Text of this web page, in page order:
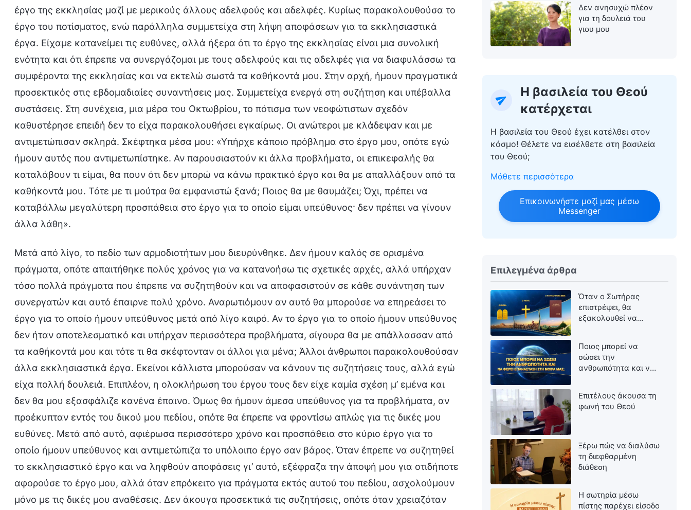
έργο της εκκλησίας μαζί με μερικούς άλλους αδελφούς και αδελφές. Κυρίως παρακολουθούσα το
έργο του ποτίσματος, ενώ παράλληλα συμμετείχα στη λήψη αποφάσεων για τα εκκλησιαστικά
έργα. Είχαμε κατανείμει τις ευθύνες, αλλά ήξερα ότι το έργο της εκκλησίας είναι μια συνολική
ενότητα και ότι έπρεπε να συνεργάζομαι με τους αδελφούς και τις αδελφές για να διαφυλάσσω τα
συμφέροντα της εκκλησίας και να εκτελώ σωστά τα καθήκοντά μου. Στην αρχή, ήμουν πραγματικά
προσεκτικός στις εβδομαδιαίες συναντήσεις μας. Συμμετείχα ενεργά στη συζήτηση και υπέβαλλα
συστάσεις. Στη συνέχεια, μια μέρα του Οκτωβρίου, το πότισμα των νεοφώτιστων σχεδόν
καθυστέρησε επειδή δεν το είχα παρακολουθήσει εγκαίρως. Οι ανώτεροι με κλάδεψαν και με
αντιμετώπισαν σκληρά. Σκέφτηκα μέσα μου: «Υπήρχε κάποιο πρόβλημα στο έργο μου, οπότε εγώ
ήμουν αυτός που αντιμετωπίστηκε. Αν παρουσιαστούν κι άλλα προβλήματα, οι επικεφαλής θα
καταλάβουν τι είμαι, θα πουν ότι δεν μπορώ να κάνω πρακτικό έργο και θα με απαλλάξουν από τα
καθήκοντά μου. Τότε με τι μούτρα θα εμφανιστώ ξανά; Ποιος θα με θαυμάζει; Όχι, πρέπει να
καταβάλλω μεγαλύτερη προσπάθεια στο έργο για το οποίο είμαι υπεύθυνος· δεν πρέπει να γίνουν
άλλα λάθη».
Μετά από λίγο, το πεδίο των αρμοδιοτήτων μου διευρύνθηκε. Δεν ήμουν καλός σε ορισμένα
πράγματα, οπότε απαιτήθηκε πολύς χρόνος για να κατανοήσω τις σχετικές αρχές, αλλά υπήρχαν
τόσο πολλά πράγματα που έπρεπε να συζητηθούν και να αποφασιστούν σε κάθε συνάντηση των
συνεργατών και αυτό έπαιρνε πολύ χρόνο. Αναρωτιόμουν αν αυτό θα μπορούσε να επηρεάσει το
έργο για το οποίο ήμουν υπεύθυνος μετά από λίγο καιρό. Αν το έργο για το οποίο ήμουν υπεύθυνος
δεν ήταν αποτελεσματικό και υπήρχαν περισσότερα προβλήματα, σίγουρα θα με απάλλασσαν από
τα καθήκοντά μου και τότε τι θα σκέφτονταν οι άλλοι για μένα; Άλλοι άνθρωποι παρακολουθούσαν
άλλα εκκλησιαστικά έργα. Εκείνοι κάλλιστα μπορούσαν να κάνουν τις συζητήσεις τους, αλλά εγώ
είχα πολλή δουλειά. Επιπλέον, η ολοκλήρωση του έργου τους δεν είχε καμία σχέση μ’ εμένα και
δεν θα μου εξασφάλιζε κανένα έπαινο. Όμως θα ήμουν άμεσα υπεύθυνος για τα προβλήματα, αν
προέκυπταν εντός του δικού μου πεδίου, οπότε θα έπρεπε να φροντίσω απλώς για τις δικές μου
ευθύνες. Μετά από αυτό, αφιέρωσα περισσότερο χρόνο και προσπάθεια στο κύριο έργο για το
οποίο ήμουν υπεύθυνος και αντιμετώπιζα το υπόλοιπο έργο σαν βάρος. Όταν έπρεπε να συζητηθεί
το εκκλησιαστικό έργο και να ληφθούν αποφάσεις γι’ αυτό, εξέφραζα την άποψή μου για οτιδήποτε
αφορούσε το έργο μου, αλλά όταν επρόκειτο για πράγματα εκτός αυτού του πεδίου, ασχολούμουν
μόνο με τις δικές μου αναθέσεις. Δεν άκουγα προσεκτικά τις συζητήσεις, οπότε όταν χρειαζόταν
Δεν ανησυχώ πλέον
για τη δουλειά του
γιου μου
Η βασιλεία του Θεού
κατέρχεται
Η βασιλεία του Θεού έχει κατέλθει στον
κόσμο! Θέλετε να εισέλθετε στη βασιλεία
του Θεού;
Μάθετε περισσότερα
Επικοινωνήστε μαζί μας μέσω
Messenger
Επιλεγμένα άρθρα
Όταν ο Σωτήρας
επιστρέψει, θα
εξακολουθεί να
Ποιος μπορεί να
σώσει την
ανθρωπότητα και να
Επιτέλους άκουσα τη
φωνή του Θεού
Ξέρω πώς να διαλύσω
τη διεφθαρμένη
διάθεση
Η σωτηρία μέσω
πίστης παρέχει είσοδο